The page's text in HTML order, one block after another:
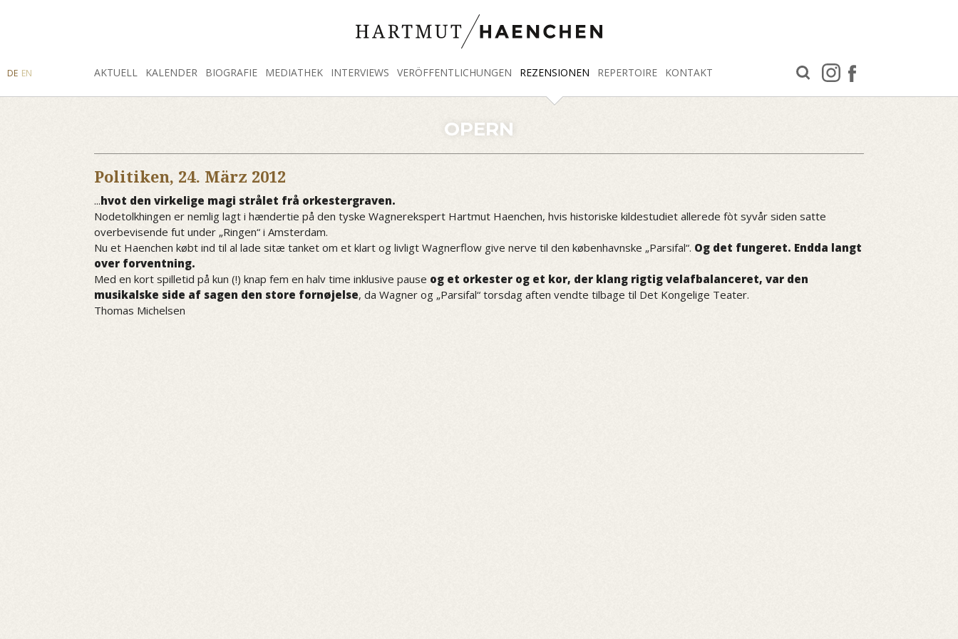
AKTUELL KALENDER BIOGRAFIE MEDIATHEK INTERVIEWS VERÖFFENTLICHUNGEN REZENSIONEN REPERTOIRE KONTAKT
FACEBOOK
INSTAGRAM
SUCHE
DE EN
OPERN
Politiken, 24. März 2012
...hvot den virkelige magi strålet frå orkestergraven.
Nodetolkhingen er nemlig lagt i hændertie på den tyske Wagnerekspert Hartmut Haenchen, hvis historiske kildestudiet allerede fòt syvår siden satte
overbevisende fut under „Ringen“ i Amsterdam.
Nu et Haenchen købt ind til al lade sitæ tanket om et klart og livligt Wagnerflow give nerve til den københavnske „Parsifal“. Og det fungeret. Endda langt
over forventning.
Med en kort spilletid på kun (!) knap fem en halv time inklusive pause og et orkester og et kor, der klang rigtig velafbalanceret, var den
musikalske side af sagen den store fornøjelse, da Wagner og „Parsifal“ torsdag aften vendte tilbage til Det Kongelige Teater.
Thomas Michelsen